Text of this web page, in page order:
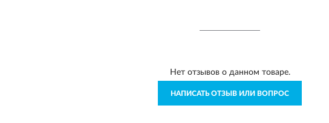
Нет отзывов о данном товаре.
НАПИСАТЬ ОТЗЫВ ИЛИ ВОПРОС